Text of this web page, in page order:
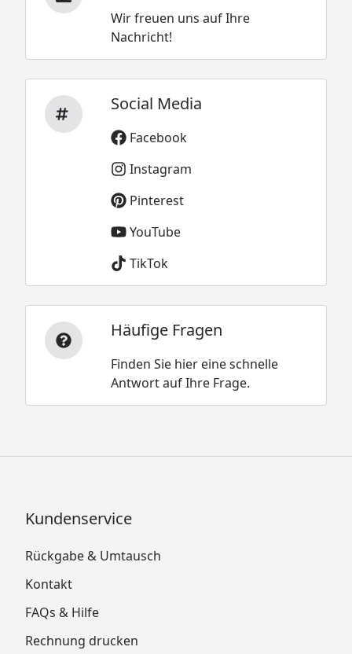
Wir freuen uns auf Ihre
Nachricht!
Social Media
Facebook
Instagram
Pinterest
YouTube
TikTok
Häufige Fragen
Finden Sie hier eine schnelle
Antwort auf Ihre Frage.
Kundenservice
Rückgabe & Umtausch
Kontakt
FAQs & Hilfe
Rechnung drucken